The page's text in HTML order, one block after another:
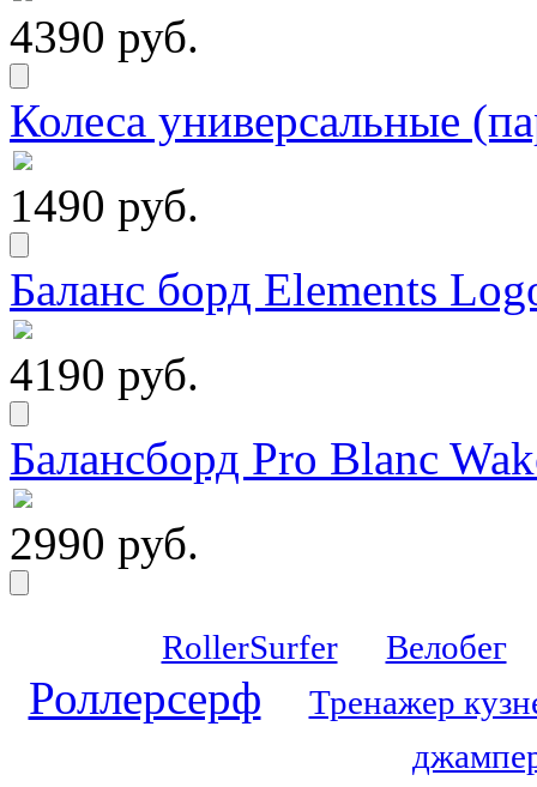
4390 руб.
Колеса универсальные
1490 руб.
Баланс борд Elements
4190 руб.
Балансборд Pro Blanc
2990 руб.
RollerSurfer Велобег
Роллерсерф
Тренажер